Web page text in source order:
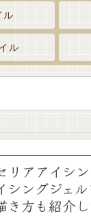
ル
ル
リアアイシ
シングジェ
き方も紹介